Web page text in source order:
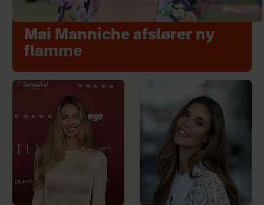
Mai Manniche afslører ny
flamme